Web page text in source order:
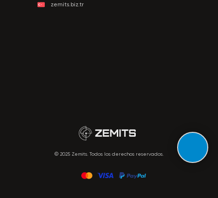
zemits.biz.tr
© 2025 Zemits. Todos los derechos reservados.